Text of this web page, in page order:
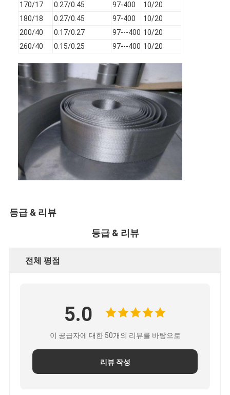
공장 투어
품질 관리
뉴스
지금 얘기해
스테인리스 스틸 X 텐드 멕스
압출기 필터 스크린
와이어 로프 메쉬
니트 와이어 메쉬
존슨 스크린 필터
금속 메쉬 펜스
170/17 0.27/0.45 97-400
10/20
180/18
0.27/0.45 97-400
10/20
200/40
0.17/0.27 97---400 10/20
260/40
0.15/0.25 97---400 10/20
등급 & 리뷰
등급 & 리뷰
전체 평점
5.0
이 공급자에 대한 50개의 리뷰를 바탕으로
리뷰 작성